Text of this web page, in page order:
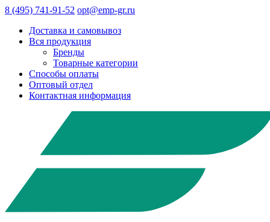
8 (495) 741-91-52 opt@emp-gr.ru
Доставка и самовывоз
Вся продукция
Бренды
Товарные категории
Способы оплаты
Оптовый отдел
Контактная информация